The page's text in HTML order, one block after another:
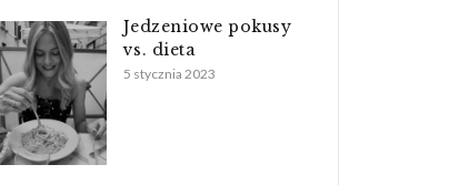
Jedzeniowe pokusy
vs. dieta
5 stycznia 2023